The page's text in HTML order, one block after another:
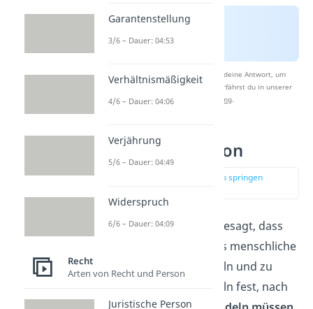
Nach Beantwortung speichern wir deine Antwort, um
Studyflix zu verbessern. Mehr dazu erfährst du in unserer
Datenschutzerklärung.
Ordnungsfunktion
zur Stelle im Video springen
DieOrdnungsfunktion
besagt, dass
das Recht dazu dient, das menschliche
Zusammenleben zu regeln und zu
ordnen. Sie legt die Regeln fest, nach
Garantenstellung
3/6 – Dauer: 04:53
Verhältnismäßigkeit
4/6 – Dauer: 04:06
Verjährung
5/6 – Dauer: 04:49
Widerspruch
6/6 – Dauer: 04:09
Recht
Arten von Recht und Person
Juristische Person